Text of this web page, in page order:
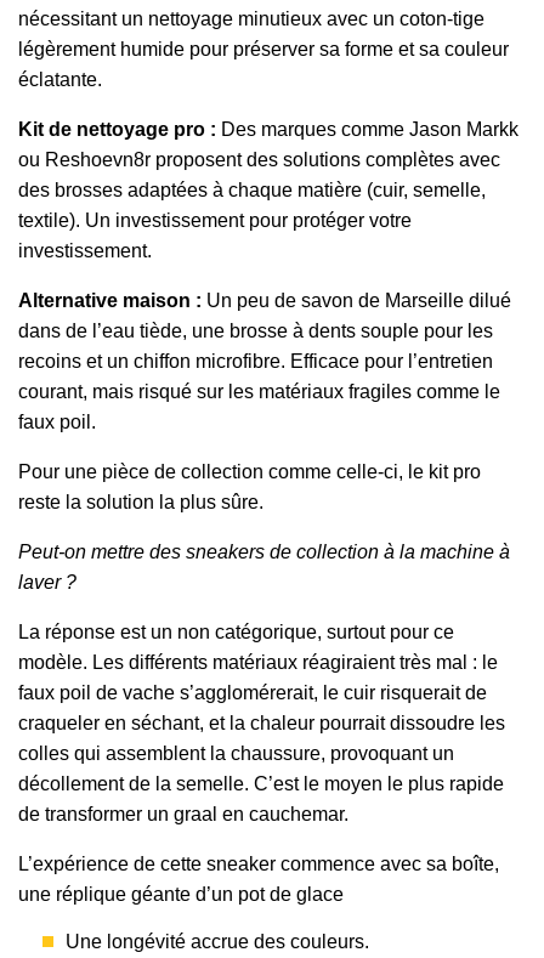
nécessitant un nettoyage minutieux avec un coton-tige
légèrement humide pour préserver sa forme et sa couleur
éclatante.
Kit de nettoyage pro : Des marques comme Jason Markk
ou Reshoevn8r proposent des solutions complètes avec
des brosses adaptées à chaque matière (cuir, semelle,
textile). Un investissement pour protéger votre
investissement.
Alternative maison : Un peu de savon de Marseille dilué
dans de l’eau tiède, une brosse à dents souple pour les
recoins et un chiffon microfibre. Efficace pour l’entretien
courant, mais risqué sur les matériaux fragiles comme le
faux poil.
Pour une pièce de collection comme celle-ci, le kit pro
reste la solution la plus sûre.
Peut-on mettre des sneakers de collection à la machine à
laver ?
La réponse est un non catégorique, surtout pour ce
modèle. Les différents matériaux réagiraient très mal : le
faux poil de vache s’agglomérerait, le cuir risquerait de
craqueler en séchant, et la chaleur pourrait dissoudre les
colles qui assemblent la chaussure, provoquant un
décollement de la semelle. C’est le moyen le plus rapide
de transformer un graal en cauchemar.
L’expérience de cette sneaker commence avec sa boîte,
une réplique géante d’un pot de glace
Une longévité accrue des couleurs.